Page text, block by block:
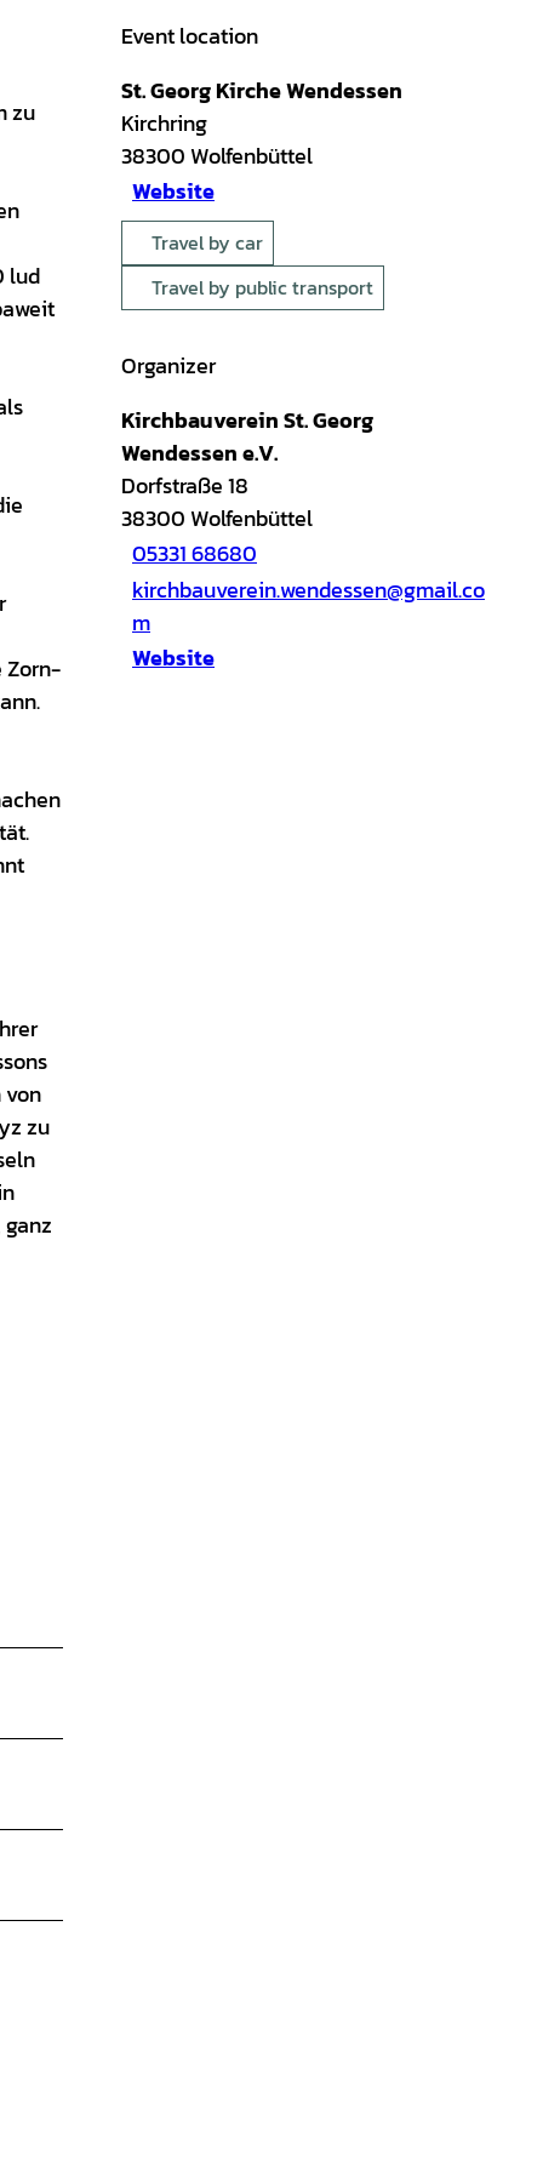
zu
lud
Zorn-
von
zu
Event location
St. Georg Kirche Wendessen
Kirchring
38300Wolfenbüttel
Website
Travel by car
Travel by public transport
Organizer
Kirchbauverein St. Georg
Wendessen e.V.
Dorfstraße 18
38300Wolfenbüttel
05331 68680
kirchbauverein.wendessen@gmail.co
m
Website